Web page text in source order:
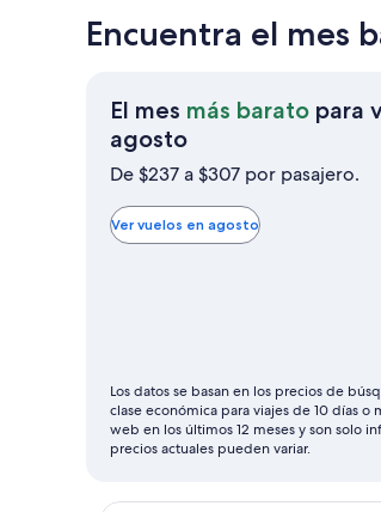
Encuentra el mes
El mes más barato para
agostoEl
mes
barato
para
De $237 a $307 por pasajero.
Ver vuelos en agosto
Los datos se basan en los precios de
clase económica para viajes de 10 días o
web en los últimos 12 meses y son solo
precios actuales pueden variar.